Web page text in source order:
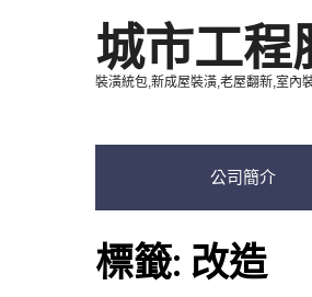
城市工程
裝潢統包,新成屋裝潢,老屋翻新,室內
公司簡介
標籤: 改造